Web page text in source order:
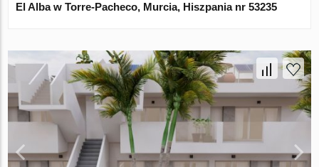
El Alba w Torre-Pacheco, Murcia, Hiszpania nr 53235